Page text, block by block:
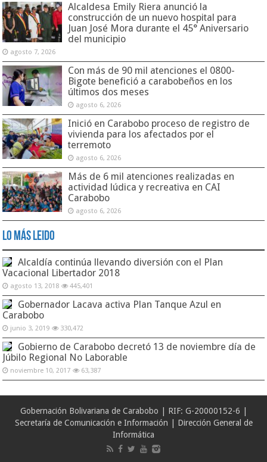
Alcaldesa Emily Riera anunció la
construcción de un nuevo hospital para
Juan José Mora durante el 45° Aniversario
del municipio
agosto 7, 2026
Con más de 90 mil atenciones el 0800-
Bigote benefició a carabobeños en los
últimos dos meses
agosto 6, 2026
Inició en Carabobo proceso de registro de
vivienda para los afectados por el
terremoto
agosto 6, 2026
Más de 6 mil atenciones realizadas en
actividad lúdica y recreativa en CAI
Carabobo
agosto 6, 2026
Lo Más Leido
Alcaldía continúa llevando diversión con el Plan
Vacacional Libertador 2018
agosto 13, 2018 445,401
Gobernador Lacava activa Plan Tanque Azul en
Carabobo
junio 3, 2019 330,472
Gobierno de Carabobo decretó 13 de noviembre día de
Júbilo Regional No Laborable
noviembre 10, 2017 63,387
Gobernación Bolivariana de Carabobo | RIF: G-20000152-6 |
Secretaría de Comunicación e Información | Dirección General de
Informática